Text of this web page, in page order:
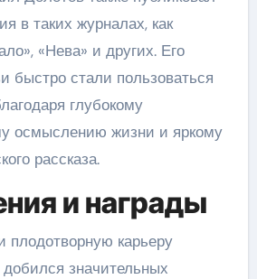
в таких журналах, как
«Нева» и других. Его
быстро стали пользоваться
глубокому
осмыслению жизни и яркому
рассказа.
и награды
плодотворную карьеру
значительных